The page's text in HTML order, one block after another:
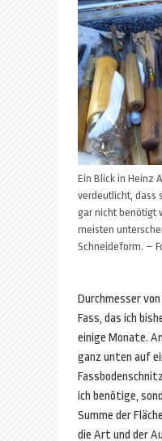
Ein Blick in Heinz
verdeutlicht, dass
gar nicht benötigt
meisten
Schneideform. –
Durchmesser
Fass, das ich
einige Monate.
ganz unten auf
ich benötige,
Summe der
die Art und der